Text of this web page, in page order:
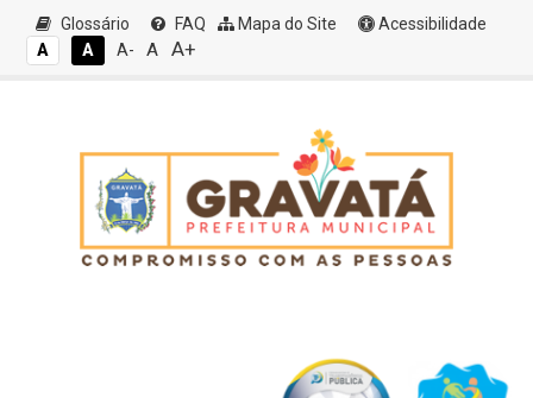
Glossário FAQ Mapa do Site
Acessibilidade
A
A A- A A+